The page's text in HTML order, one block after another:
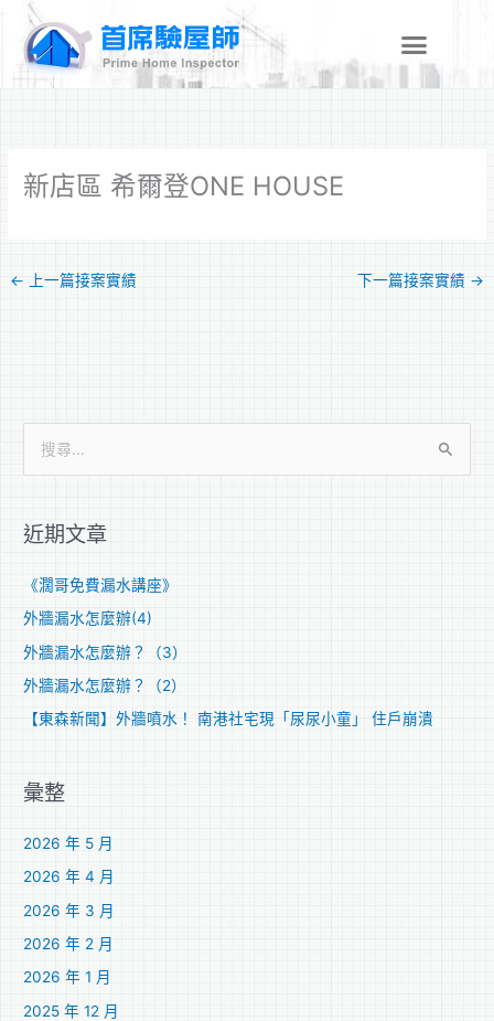
新店區 希爾登ONE HOUSE
← 上一篇接案實績 下一篇接案實績 →
鍵
近期文章
《濶哥免費漏水講座》
外牆漏水怎麼辦(4)
外牆漏水怎麼辦？（3）
外牆漏水怎麼辦？（2）
【東森新聞】外牆噴水！ 南港社宅現「尿尿小童」 住戶崩潰
彙整
2026 年 5 月
2026 年 4 月
2026 年 3 月
2026 年 2 月
2026 年 1 月
2025 年 12 月